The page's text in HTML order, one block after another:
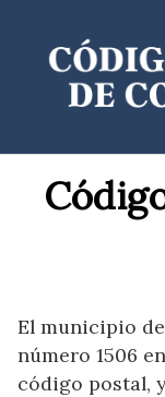
contenido
El municipio
número 1506
código postal,